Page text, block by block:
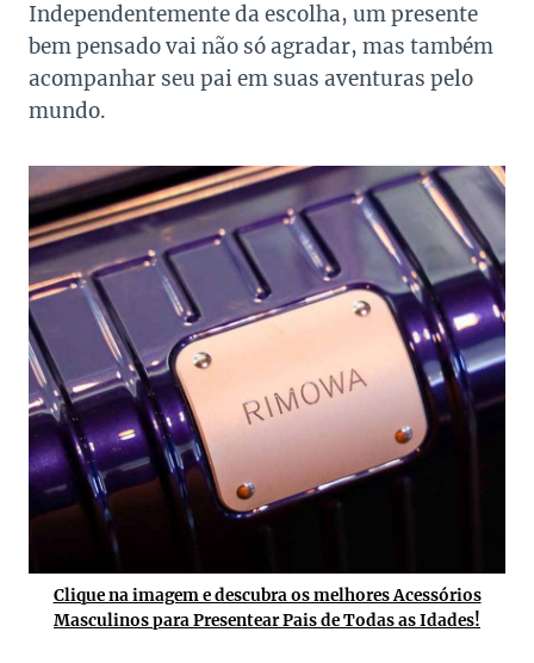
Independentemente da escolha, um presente
bem pensado vai não só agradar, mas também
acompanhar seu pai em suas aventuras pelo
mundo.
Clique na imagem e descubra os melhores Acessórios
Masculinos para Presentear Pais de Todas as Idades!